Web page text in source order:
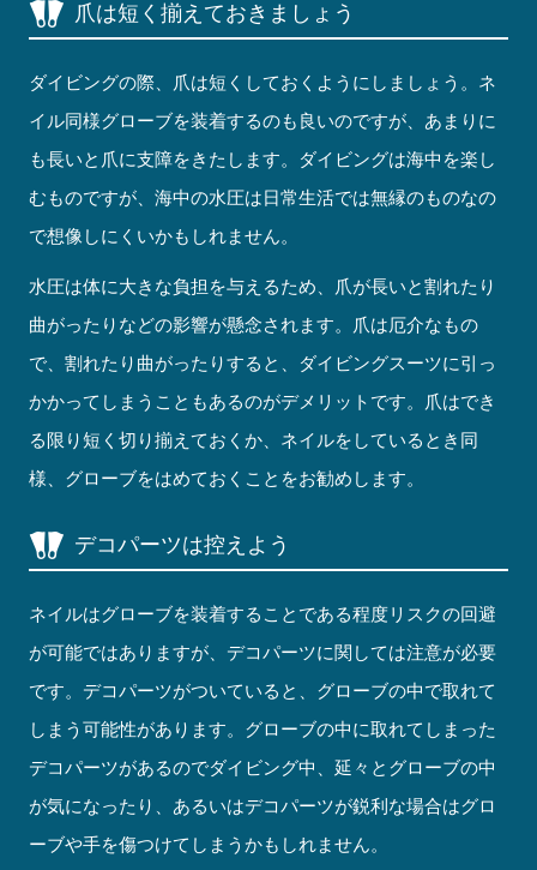
爪は短く揃えておきましょう
ダイビングの際、爪は短くしておくようにしましょう。ネ
イル同様グローブを装着するのも良いのですが、あまりに
も長いと爪に支障をきたします。ダイビングは海中を楽し
むものですが、海中の水圧は日常生活では無縁のものなの
で想像しにくいかもしれません。
水圧は体に大きな負担を与えるため、爪が長いと割れたり
曲がったりなどの影響が懸念されます。爪は厄介なもの
で、割れたり曲がったりすると、ダイビングスーツに引っ
かかってしまうこともあるのがデメリットです。爪はでき
る限り短く切り揃えておくか、ネイルをしているとき同
様、グローブをはめておくことをお勧めします。
デコパーツは控えよう
ネイルはグローブを装着することである程度リスクの回避
が可能ではありますが、デコパーツに関しては注意が必要
です。デコパーツがついていると、グローブの中で取れて
しまう可能性があります。グローブの中に取れてしまった
デコパーツがあるのでダイビング中、延々とグローブの中
が気になったり、あるいはデコパーツが鋭利な場合はグロ
ーブや手を傷つけてしまうかもしれません。